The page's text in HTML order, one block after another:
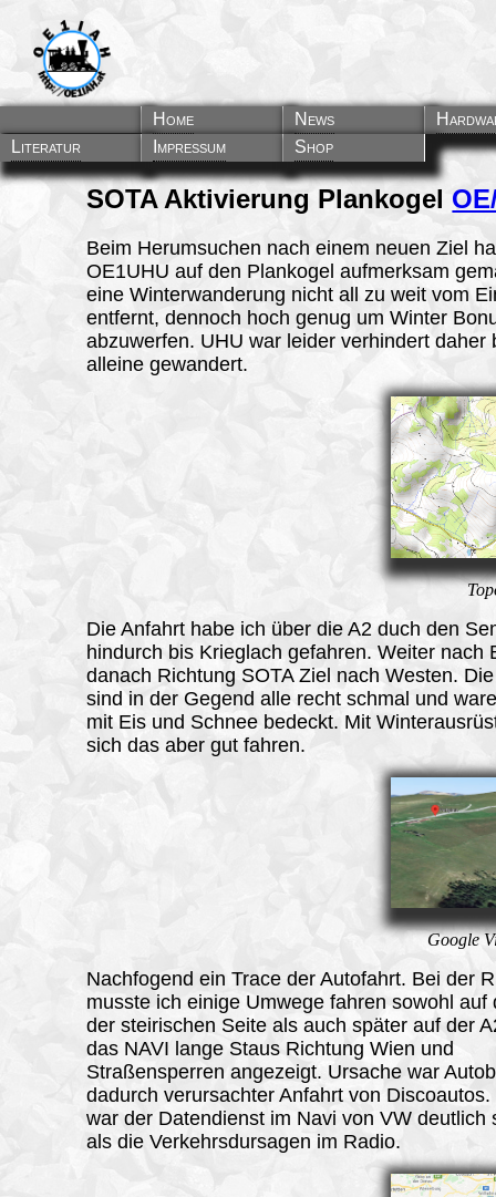
Home News
Literatur
Impressum Shop
SOTA Aktivierung Plankogel
Beim Herumsuchen nach einem neuen Ziel
OE1UHU auf den Plankogel aufmerksam
eine Winterwanderung nicht all zu weit vom
entfernt, dennoch hoch genug um Winter
abzuwerfen. UHU war leider verhindert daher
alleine gewandert.
Die Anfahrt habe ich über die A2 duch den
hindurch bis Krieglach gefahren. Weiter nach
danach Richtung SOTA Ziel nach Westen.
sind in der Gegend alle recht schmal und
mit Eis und Schnee bedeckt. Mit
sich das aber gut fahren.
Google
Nachfogend ein Trace der Autofahrt. Bei der
musste ich einige Umwege fahren sowohl auf
der steirischen Seite als auch später auf der
das NAVI lange Staus Richtung Wien und
Straßensperren angezeigt. Ursache war
dadurch verursachter Anfahrt von
war der Datendienst im Navi von VW deutlich
als die Verkehrsdursagen im Radio.